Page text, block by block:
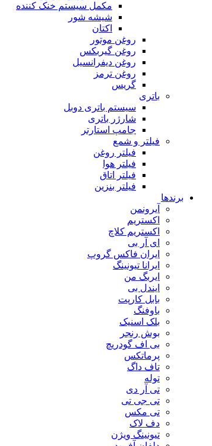
مکمل سیستم خنک کننده
شیشه شور
اکتان
روغن موتور
روغن گیربکس
روغن دیفرانسیل
روغن ترمز
گریس
باتری
سیستم باتری دوبل
شارژر باتری
جامپ استارتر
فیلتر و شمع
فیلتر روغن
فیلتر هوا
فیلتر اتاق
فیلتر بنزین
برندها
آیرونمن
اکستریم
اکستریم کلاچ
ای آر بی
ایران فاکس گروپ
ایرانا تیونینگ
ایربگ من
ایندل بی
بابل کارپت
باوفنگ
بلک اسنیک
بوش رنجر
بی اف گودریچ
پرماتکس
تاف داگ
توله
تی آر دی
تی جی تی
تی مکس
دف لاک
تیونینگ ویژن